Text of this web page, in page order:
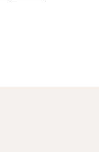
voitaisiin
avulla yhteen
gradu -tutkielman
vuosien